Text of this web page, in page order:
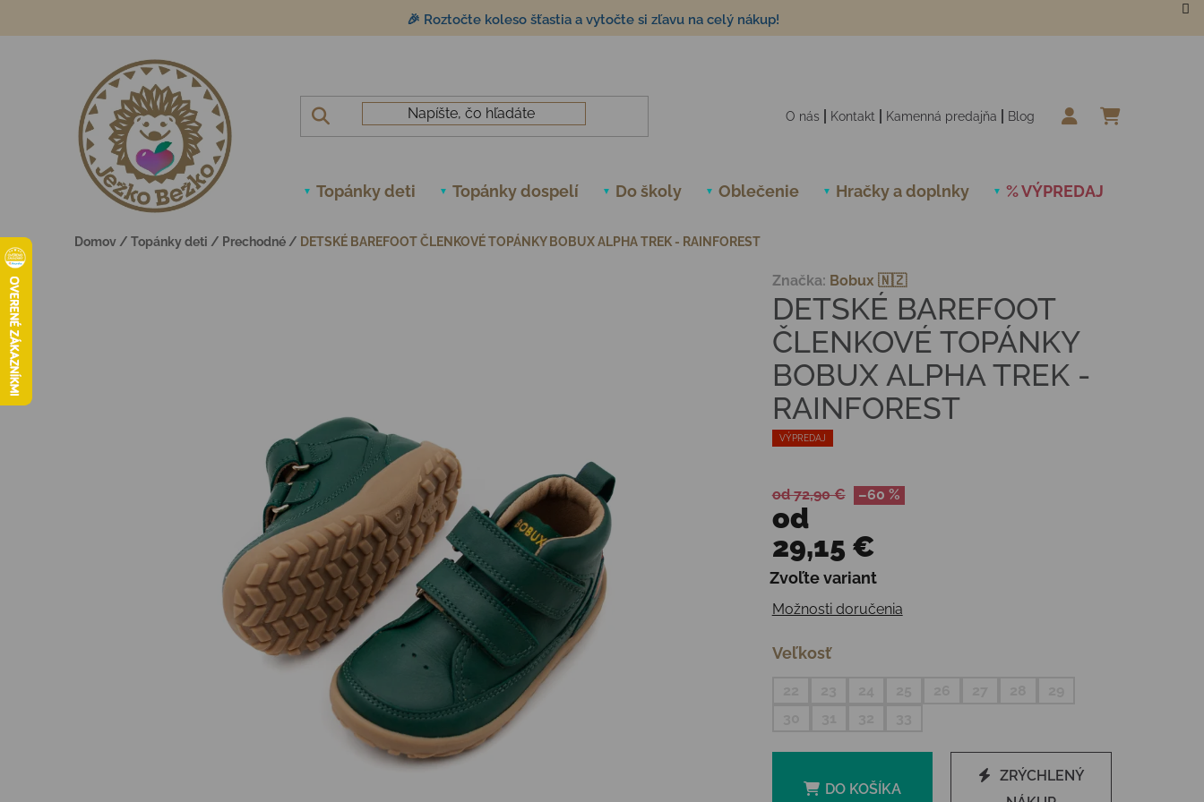
🎉 Roztočte koleso šťastia a vytočte si zľavu na celý nákup!
O nás Kontakt Kamenná predajňa Blog
Topánky deti Topánky dospelí Do školy Oblečenie Hračky a doplnky % VÝPREDAJ
Domov / Topánky deti / Prechodné / DETSKÉ BAREFOOT ČLENKOVÉ TOPÁNKY BOBUX ALPHA TREK - RAINFOREST
VÝPREDAJ
DETSKÉ BAREFOOT
ČLENKOVÉ TOPÁNKY
BOBUX ALPHA TREK -
RAINFOREST
Značka: Bobux 🇳🇿
od 72,90 € –60 %
od
29,15 €
Jednotková cena:
Zvoľte variant
Možnosti doručenia
Veľkosť
DO KOŠÍKA
ZRÝCHLENÝ